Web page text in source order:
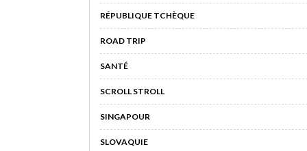
RÉPUBLIQUE TCHÈQUE
ROAD TRIP
SANTÉ
SCROLL STROLL
SINGAPOUR
SLOVAQUIE